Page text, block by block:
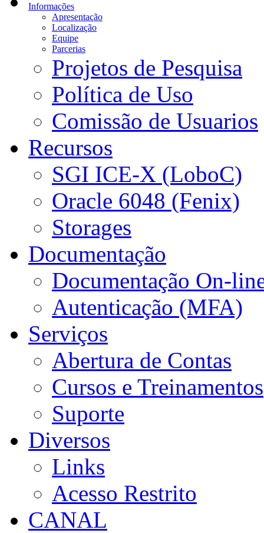
Informações
Apresentação
Localização
Equipe
Parcerias
Projetos de Pesquisa
Política de Uso
Comissão de Usuarios
Recursos
SGI ICE-X (LoboC)
Oracle 6048 (Fenix)
Storages
Documentação
Documentação On-
Autenticação (MFA)
Serviços
Abertura de Contas
Cursos e Treinamentos
Suporte
Diversos
Links
Acesso Restrito
CANAL